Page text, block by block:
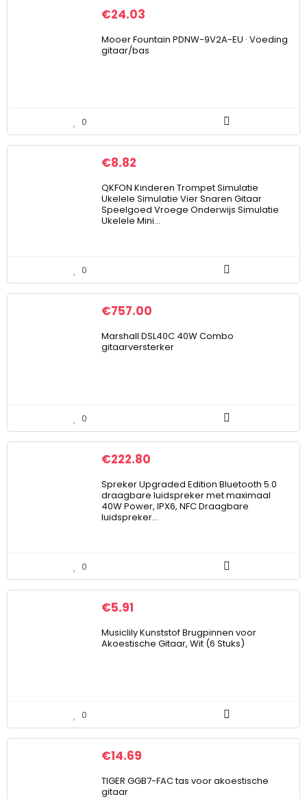
€24.03
Mooer Fountain PDNW-9V2A-EU · Voeding
gitaar/bas
0
€8.82
QKFON Kinderen Trompet Simulatie
Ukelele Simulatie Vier Snaren Gitaar
Speelgoed Vroege Onderwijs Simulatie
Ukelele Mini…
0
€757.00
Marshall DSL40C 40W Combo
gitaarversterker
0
€222.80
Spreker Upgraded Edition Bluetooth 5.0
draagbare luidspreker met maximaal
40W Power, IPX6, NFC Draagbare
luidspreker…
0
€5.91
Musiclily Kunststof Brugpinnen voor
Akoestische Gitaar, Wit (6 Stuks)
0
€14.69
TIGER GGB7-FAC tas voor akoestische
gitaar